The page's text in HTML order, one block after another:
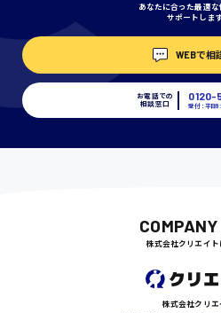
あなたに合った最適な
サポートします
WEBで相
お電話での
相談窓口
0120-
受付：平日
株式会社クリエイト
株式会社クリエ